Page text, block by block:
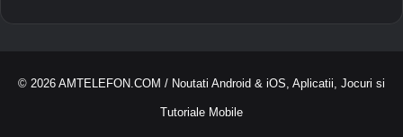
© 2026 AMTELEFON.COM / Noutati Android & iOS, Aplicatii, Jocuri si
Tutoriale Mobile